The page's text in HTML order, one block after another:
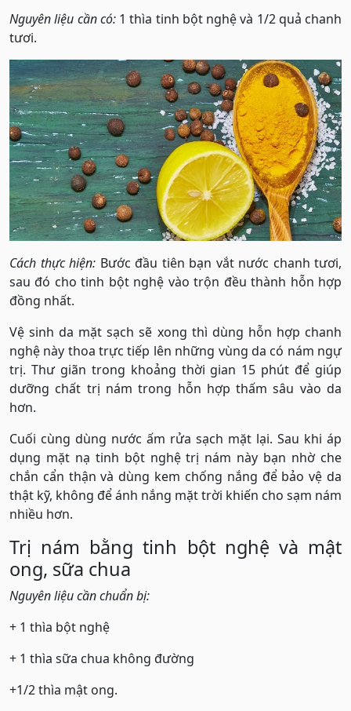
Nguyên liệu cần có:1 thìa tinh bột nghệ và 1/2 quả chanh
tươi.
Cách thực hiện: Bước đầu tiên bạn vắt nước chanh tươi,
sau đó cho tinh bột nghệ vào trộn đều thành hỗn hợp
đồng nhất.
Vệ sinh da mặt sạch sẽ xong thì dùng hỗn hợp chanh
nghệ này thoa trực tiếp lên những vùng da có nám ngự
trị. Thư giãn trong khoảng thời gian 15 phút để giúp
dưỡng chất trị nám trong hỗn hợp thấm sâu vào da
hơn.
Cuối cùng dùng nước ấm rửa sạch mặt lại. Sau khi áp
dụng mặt nạ tinh bột nghệ trị nám này bạn nhờ che
chắn cẩn thận và dùng kem chống nắng để bảo vệ da
thật kỹ, không để ánh nắng mặt trời khiến cho sạm nám
nhiều hơn.
Trị nám bằng tinh bột nghệ và mật
ong, sữa chua
Nguyên liệu cần chuẩn bị:
+ 1 thìa bột nghệ
+ 1 thìa sữa chua không đường
+1/2 thìa mật ong.